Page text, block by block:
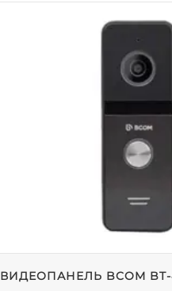
ВИДЕОПАНЕЛЬ BCOM BT-